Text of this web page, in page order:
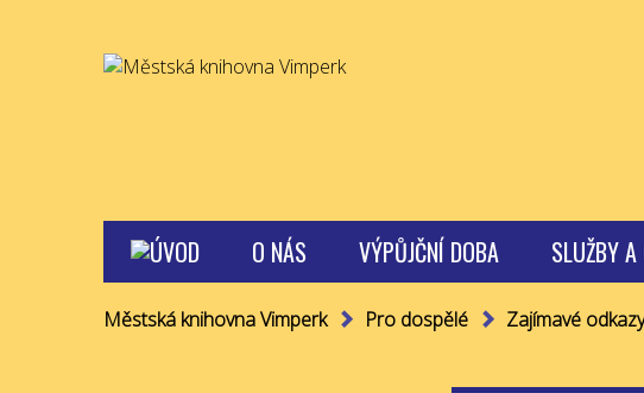
O NÁS VÝPŮJČNÍ DOBA SLUŽBY A
Městská knihovna Vimperk Pro dospělé Zajímavé odkazy